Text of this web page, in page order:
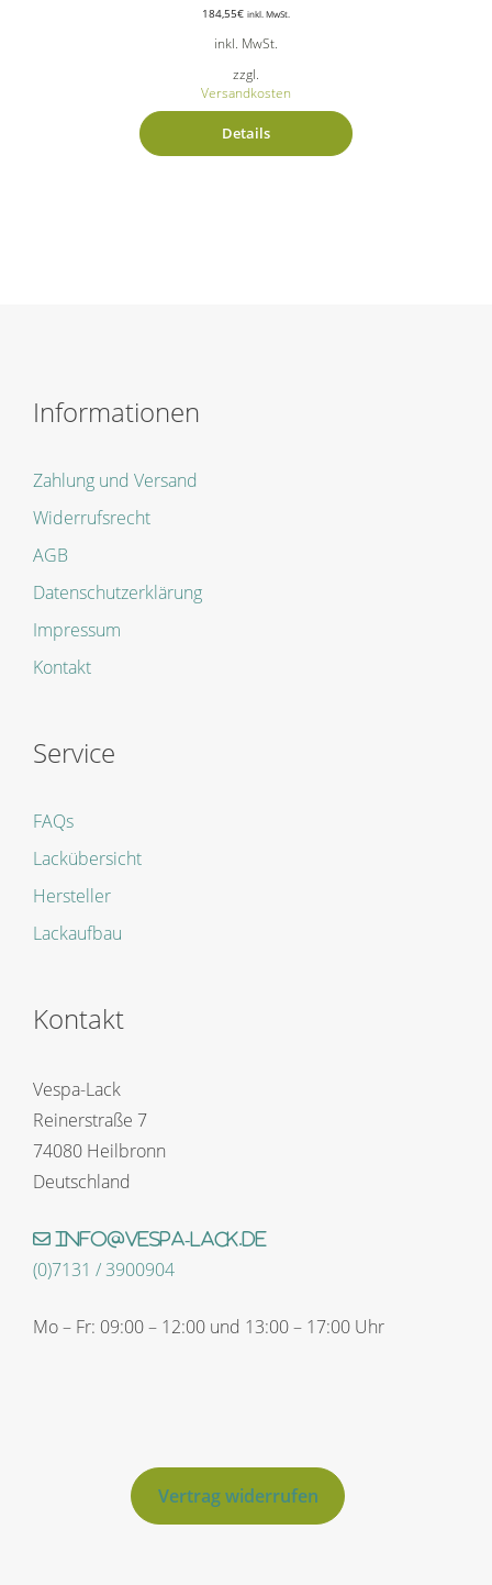
184,55€ inkl. MwSt.
inkl. MwSt.
zzgl.
Versandkosten
Details
Informationen
Zahlung und Versand
Widerrufsrecht
AGB
Datenschutzerklärung
Impressum
Kontakt
Service
FAQs
Lackübersicht
Hersteller
Lackaufbau
Kontakt
Vespa-Lack
Reinerstraße 7
74080 Heilbronn
Deutschland
info@vespa-lack.de
(0)7131 / 3900904
Mo – Fr: 09:00 – 12:00 und 13:00 – 17:00 Uhr
Vertrag widerrufen